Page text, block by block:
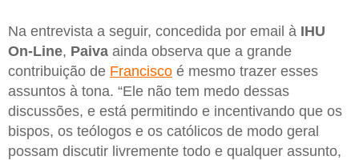
Na entrevista a seguir, concedida por email à IHU
On-Line, Paiva ainda observa que a grande
contribuição de Francisco é mesmo trazer esses
assuntos à tona. “Ele não tem medo dessas
discussões, e está permitindo e incentivando que os
bispos, os teólogos e os católicos de modo geral
possam discutir livremente todo e qualquer assunto,